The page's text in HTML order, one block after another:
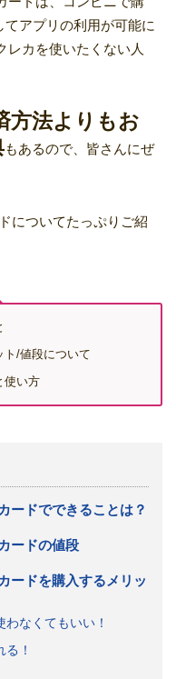
アプリの利用が可能に
レカを使いたくない人
方法よりもお
もあるので、皆さんにぜ
についてたっぷりご紹
ト/値段について
使い方
ードでできることは？
ードの値段
ードを購入するメリッ
なくてもいい！
！